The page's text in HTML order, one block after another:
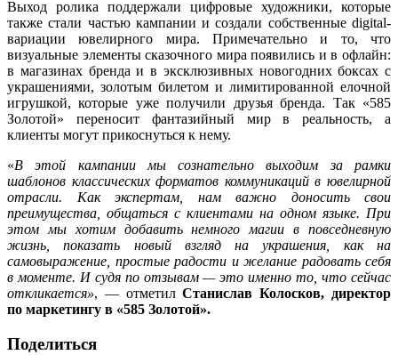
Выход ролика поддержали цифровые художники, которые
также стали частью кампании и создали собственные digital-
вариации ювелирного мира. Примечательно и то, что
визуальные элементы сказочного мира появились и в офлайн:
в магазинах бренда и в эксклюзивных новогодних боксах с
украшениями, золотым билетом и лимитированной елочной
игрушкой, которые уже получили друзья бренда. Так «585
Золотой» переносит фантазийный мир в реальность, а
клиенты могут прикоснуться к нему.
«В этой кампании мы сознательно выходим за рамки
шаблонов классических форматов коммуникаций в ювелирной
отрасли. Как экспертам, нам важно доносить свои
преимущества, общаться с клиентами на одном языке. При
этом мы хотим добавить немного магии в повседневную
жизнь, показать новый взгляд на украшения, как на
самовыражение, простые радости и желание радовать себя
в моменте. И судя по отзывам — это именно то, что сейчас
откликается», — отметилСтанислав Колосков, директор
по маркетингу в «585 Золотой».
Поделиться